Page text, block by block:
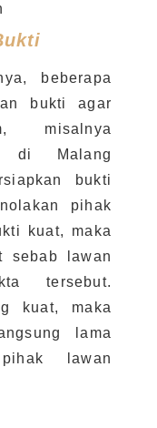
beberapa
bukti agar
misalnya
di Malang
bukti
pihak
kuat, maka
sebab lawan
tersebut.
kuat, maka
lama
lawan